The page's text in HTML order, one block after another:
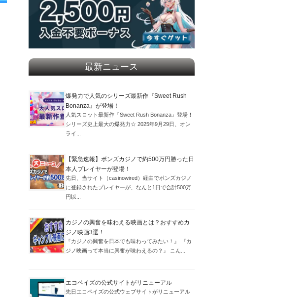
最新ニュース
爆発力で人気のシリーズ最新作『Sweet Rush
Bonanza』が登場！
人気スロット最新作『Sweet Rush Bonanza』登場！
シリーズ史上最大の爆発力☆ 2025年9月29日、オン
ライ...
【緊急速報】ボンズカジノで約500万円勝った日
本人プレイヤーが登場！
先日、当サイト（casinowired）経由でボンズカジノ
に登録されたプレイヤーが、なんと1日で合計500万
円以...
カジノの興奮を味わえる映画とは？おすすめカ
ジノ映画3選！
『カジノの興奮を日本でも味わってみたい！』 『カ
ジノ映画って本当に興奮が味わえるの？』 こん...
エコペイズの公式サイトがリニューアル
先日エコペイズの公式ウェブサイトがリニューアル